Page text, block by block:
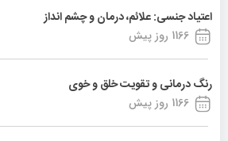
اعتیاد جنسی: علائم، درمان و چشم انداز
1166 روز پیش
رنگ درمانی و تقویت خلق و خوی
1166 روز پیش